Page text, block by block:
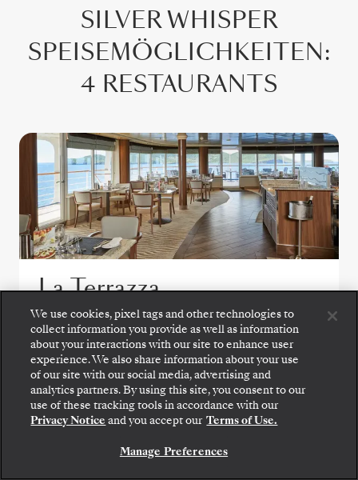
SILVER WHISPER
SPEISEMÖGLICHKEITEN:
4 RESTAURANTS
La Terrazza
Das La Terrazza hebt Frühstücks- und
Mittagsbuffets durch frisch zubereitete
Klassiker an Live-Cooking-Stationen auf ein
neues Niveau. Später sorgen handgemachte
Pasta, Meeresfrüchte und erlesene Weine
für das perfekte italienische Abendessen.
We use cookies, pixel tags and other technologies to
collect information you provide as well as information
about your interactions with our site to enhance user
experience. We also share information about your use
of our site with our social media, advertising and
analytics partners. By using this site, you consent to our
use of these tracking tools in accordance with our
Privacy Notice and you accept our Terms of Use.
Manage Preferences